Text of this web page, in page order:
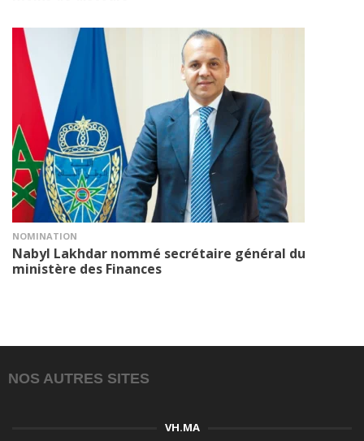
NOMINATION
Nabyl Lakhdar nommé secrétaire général du
ministère des Finances
NOS AUTRES SITES
VH.MA